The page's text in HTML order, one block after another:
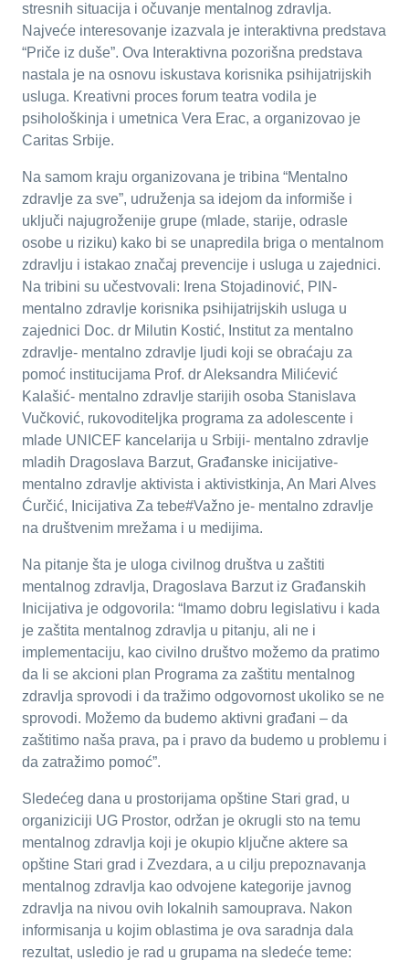
stresnih situacija i očuvanje mentalnog zdravlja.
Najveće interesovanje izazvala je interaktivna predstava
“Priče iz duše”. Ova Interaktivna pozorišna predstava
nastala je na osnovu iskustava korisnika psihijatrijskih
usluga. Kreativni proces forum teatra vodila je
psihološkinja i umetnica Vera Erac, a organizovao je
Caritas Srbije.
Na samom kraju organizovana je tribina “Mentalno
zdravlje za sve”, udruženja sa idejom da informiše i
uključi najugroženije grupe (mlade, starije, odrasle
osobe u riziku) kako bi se unapredila briga o mentalnom
zdravlju i istakao značaj prevencije i usluga u zajednici.
Na tribini su učestvovali: Irena Stojadinović, PIN-
mentalno zdravlje korisnika psihijatrijskih usluga u
zajednici Doc. dr Milutin Kostić, Institut za mentalno
zdravlje- mentalno zdravlje ljudi koji se obraćaju za
pomoć institucijama Prof. dr Aleksandra Milićević
Kalašić- mentalno zdravlje starijih osoba Stanislava
Vučković, rukovoditeljka programa za adolescente i
mlade UNICEF kancelarija u Srbiji- mentalno zdravlje
mladih Dragoslava Barzut, Građanske inicijative-
mentalno zdravlje aktivista i aktivistkinja, An Mari Alves
Ćurčić, Inicijativa Za tebe#Važno je- mentalno zdravlje
na društvenim mrežama i u medijima.
Na pitanje šta je uloga civilnog društva u zaštiti
mentalnog zdravlja, Dragoslava Barzut iz Građanskih
Inicijativa je odgovorila: “Imamo dobru legislativu i kada
je zaštita mentalnog zdravlja u pitanju, ali ne i
implementaciju, kao civilno društvo možemo da pratimo
da li se akcioni plan Programa za zaštitu mentalnog
zdravlja sprovodi i da tražimo odgovornost ukoliko se ne
sprovodi. Možemo da budemo aktivni građani – da
zaštitimo naša prava, pa i pravo da budemo u problemu i
da zatražimo pomoć”.
Sledećeg dana u prostorijama opštine Stari grad, u
organiziciji UG Prostor, održan je okrugli sto na temu
mentalnog zdravlja koji je okupio ključne aktere sa
opštine Stari grad i Zvezdara, a u cilju prepoznavanja
mentalnog zdravlja kao odvojene kategorije javnog
zdravlja na nivou ovih lokalnih samouprava. Nakon
informisanja u kojim oblastima je ova saradnja dala
rezultat, usledio je rad u grupama na sledeće teme: